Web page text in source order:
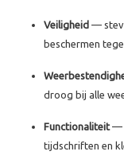
Veiligheid —
beschermen
droog bij alle
Functionaliteit—
tijdschriften en